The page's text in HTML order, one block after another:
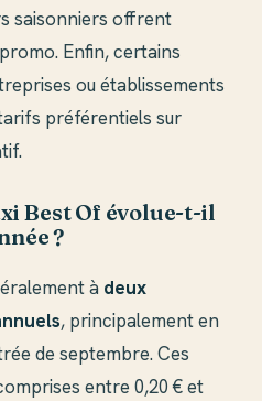
saisonniers offrent
Enfin, certains
ou établissements
préférentiels sur
Best Of évolue-t-il
?
à deux
, principalement en
de septembre. Ces
entre 0,20 € et